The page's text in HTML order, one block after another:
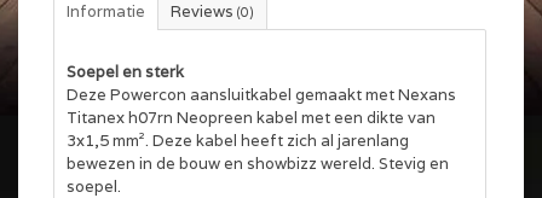
Informatie Reviews (0)
Soepel en sterk
Deze Powercon aansluitkabel gemaakt met Nexans
Titanex h07rn Neopreen kabel met een dikte van
3x1,5 mm². Deze kabel heeft zich al jarenlang
bewezen in de bouw en showbizz wereld. Stevig en
soepel.